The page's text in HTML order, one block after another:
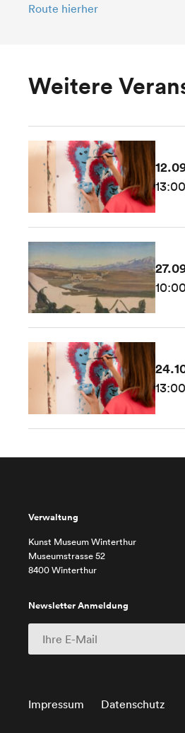
Route hierher
Weitere
Verwaltung
Kunst Museum Winterthur
Museumstrasse 52
8400 Winterthur
Newsletter Anmeldung
Impressum Datenschutz